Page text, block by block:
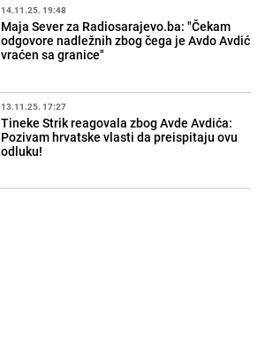
14.11.25. 19:48
Maja Sever za Radiosarajevo.ba: "Čekam
odgovore nadležnih zbog čega je Avdo Avdić
vraćen sa granice"
13.11.25. 17:27
Tineke Strik reagovala zbog Avde Avdića:
Pozivam hrvatske vlasti da preispitaju ovu
odluku!